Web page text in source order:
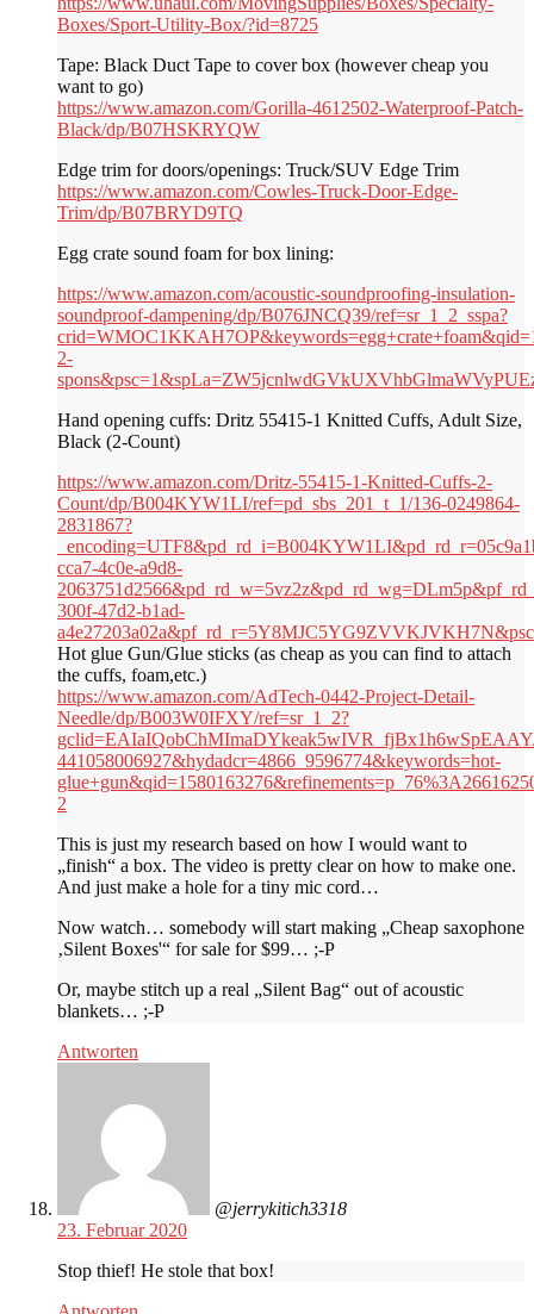
Boxes/Sport-Utility-Box/?id=8725
Tape: Black Duct Tape to cover box (however cheap you
want to go)
https://www.amazon.com/Gorilla-4612502-Waterproof-Patch-
Black/dp/B07HSKRYQW
Edge trim for doors/openings: Truck/SUV Edge Trim
https://www.amazon.com/Cowles-Truck-Door-Edge-
Trim/dp/B07BRYD9TQ
Egg crate sound foam for box lining:
https://www.amazon.com/acoustic-soundproofing-insulation-
soundproof-dampening/dp/B076JNCQ39/ref=sr_1_2_sspa?
2-
Hand opening cuffs: Dritz 55415-1 Knitted Cuffs, Adult Size,
Black (2-Count)
https://www.amazon.com/Dritz-55415-1-Knitted-Cuffs-2-
Count/dp/B004KYW1LI/ref=pd_sbs_201_t_1/136-0249864-
2831867?
cca7-4c0e-a9d8-
300f-47d2-b1ad-
Hot glue Gun/Glue sticks (as cheap as you can find to attach
the cuffs, foam,etc.)
https://www.amazon.com/AdTech-0442-Project-Detail-
Needle/dp/B003W0IFXY/ref=sr_1_2?
441058006927&hydadcr=4866_9596774&keywords=hot-
2
This is just my research based on how I would want to
„finish“ a box. The video is pretty clear on how to make one.
And just make a hole for a tiny mic cord…
Now watch… somebody will start making „Cheap saxophone
‚Silent Boxes'“ for sale for $99… ;-P
Or, maybe stitch up a real „Silent Bag“ out of acoustic
blankets… ;-P
Antworten
@jerrykitich3318
23. Februar 2020
Stop thief! He stole that box!